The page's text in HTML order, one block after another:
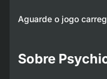
Aguarde o jogo
Sobre